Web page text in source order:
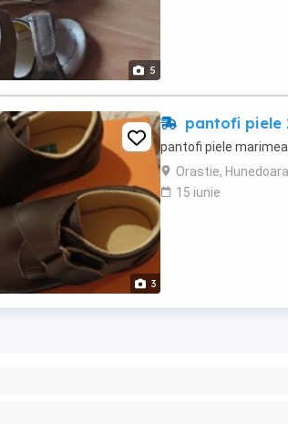
5
3
pantofi piele
pantofi piele
Orastie, Hunedoara
15 iunie